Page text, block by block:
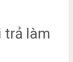
trả làm